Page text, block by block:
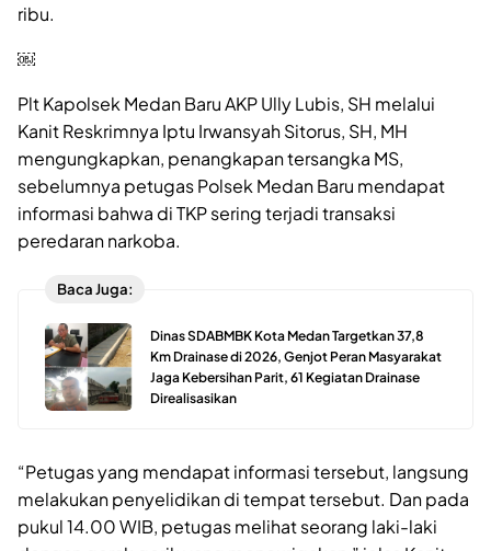
ribu.
￼
Plt Kapolsek Medan Baru AKP Ully Lubis, SH melalui
Kanit Reskrimnya Iptu Irwansyah Sitorus, SH, MH
mengungkapkan, penangkapan tersangka MS,
sebelumnya petugas Polsek Medan Baru mendapat
informasi bahwa di TKP sering terjadi transaksi
peredaran narkoba.
Baca Juga:
Dinas SDABMBK Kota Medan Targetkan 37,8
Km Drainase di 2026, Genjot Peran Masyarakat
Jaga Kebersihan Parit, 61 Kegiatan Drainase
Direalisasikan
“Petugas yang mendapat informasi tersebut, langsung
melakukan penyelidikan di tempat tersebut. Dan pada
pukul 14.00 WIB, petugas melihat seorang laki-laki